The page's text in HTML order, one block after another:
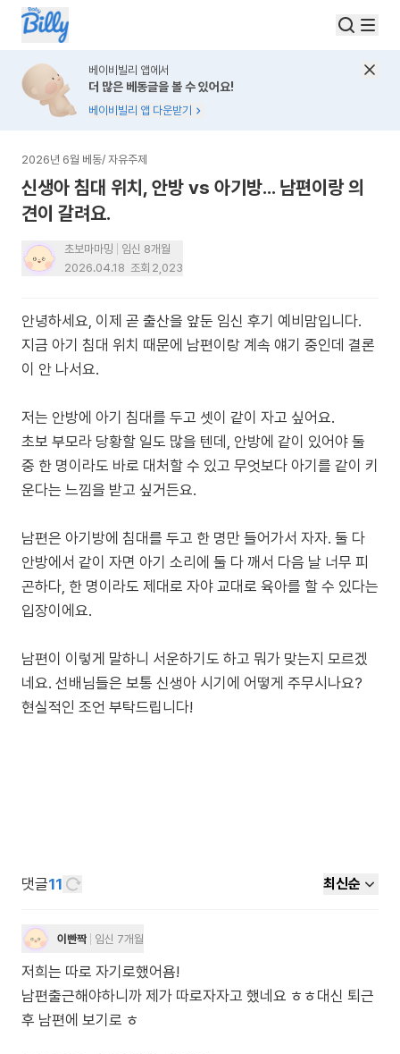
베이비빌리 앱에서
더 많은 베동글을 볼 수 있어요!
베이비빌리 앱 다운받기
2026년 6월 베동/ 자유주제
신생아 침대 위치, 안방 vs 아기방... 남편이랑 의
견이 갈려요.
초보마마밍
임신 8개월
2026.04.18 조회 2,023
안녕하세요, 이제 곧 출산을 앞둔 임신 후기 예비맘입니다.
지금 아기 침대 위치 때문에 남편이랑 계속 얘기 중인데 결론
이 안 나서요.
저는 안방에 아기 침대를 두고 셋이 같이 자고 싶어요.
초보 부모라 당황할 일도 많을 텐데, 안방에 같이 있어야 둘
중 한 명이라도 바로 대처할 수 있고 무엇보다 아기를 같이 키
운다는 느낌을 받고 싶거든요.
남편은 아기방에 침대를 두고 한 명만 들어가서 자자. 둘 다
안방에서 같이 자면 아기 소리에 둘 다 깨서 다음 날 너무 피
곤하다, 한 명이라도 제대로 자야 교대로 육아를 할 수 있다는
입장이에요.
남편이 이렇게 말하니 서운하기도 하고 뭐가 맞는지 모르겠
네요. 선배님들은 보통 신생아 시기에 어떻게 주무시나요?
현실적인 조언 부탁드립니다!
댓글11 최신순
이빤짝 임신 7개월
저희는 따로 자기로했어욤!
남편출근해야하니까 제가 따로자자고 했네요 ㅎㅎ대신 퇴근
후 남편에 보기로 ㅎ